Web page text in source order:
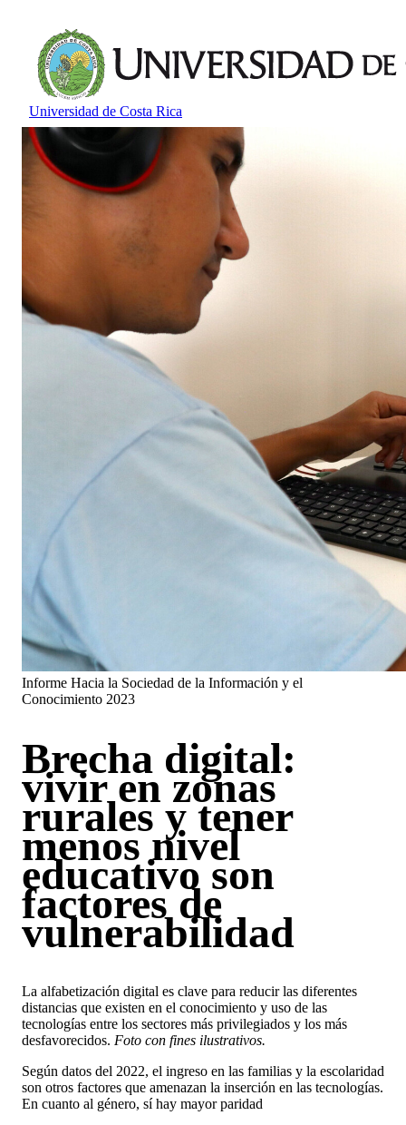
Universidad de Costa Rica
Informe Hacia la Sociedad de la Información y el
Conocimiento 2023
Brecha digital:
vivir en zonas
rurales y tener
menos nivel
educativo son
factores de
vulnerabilidad
La alfabetización digital es clave para reducir las diferentes
distancias que existen en el conocimiento y uso de las
tecnologías entre los sectores más privilegiados y los más
desfavorecidos. Foto con fines ilustrativos.
Según datos del 2022, el ingreso en las familias y la escolaridad
son otros factores que amenazan la inserción en las tecnologías.
En cuanto al género, sí hay mayor paridad